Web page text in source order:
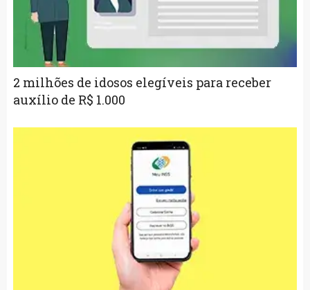
2 milhões de idosos elegíveis para receber
auxílio de R$ 1.000